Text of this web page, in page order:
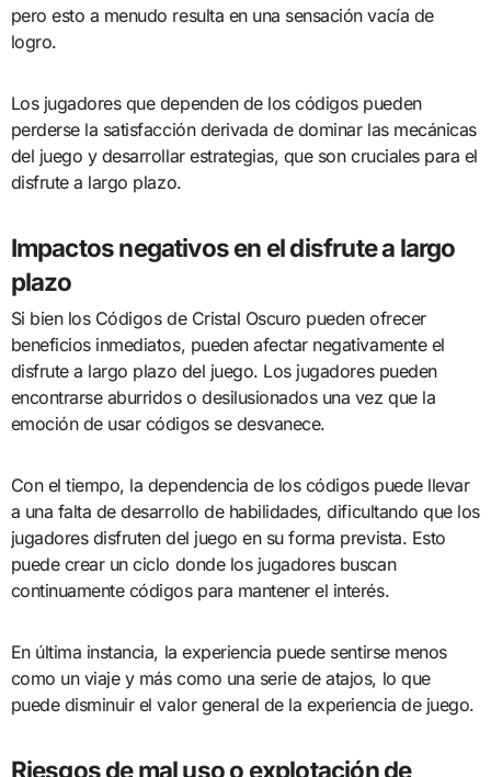
pero esto a menudo resulta en una sensación vacía de
logro.
Los jugadores que dependen de los códigos pueden
perderse la satisfacción derivada de dominar las mecánicas
del juego y desarrollar estrategias, que son cruciales para el
disfrute a largo plazo.
Impactos negativos en el disfrute a largo
plazo
Si bien los Códigos de Cristal Oscuro pueden ofrecer
beneficios inmediatos, pueden afectar negativamente el
disfrute a largo plazo del juego. Los jugadores pueden
encontrarse aburridos o desilusionados una vez que la
emoción de usar códigos se desvanece.
Con el tiempo, la dependencia de los códigos puede llevar
a una falta de desarrollo de habilidades, dificultando que los
jugadores disfruten del juego en su forma prevista. Esto
puede crear un ciclo donde los jugadores buscan
continuamente códigos para mantener el interés.
En última instancia, la experiencia puede sentirse menos
como un viaje y más como una serie de atajos, lo que
puede disminuir el valor general de la experiencia de juego.
Riesgos de mal uso o explotación de